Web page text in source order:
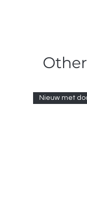
Nieuw met